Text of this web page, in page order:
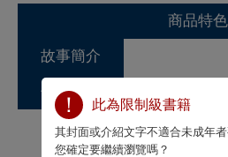
商品特色
故事簡介
作家介紹
此為限制級書籍
其封面或介紹文字不適合未成年者
您確定要繼續瀏覽嗎？